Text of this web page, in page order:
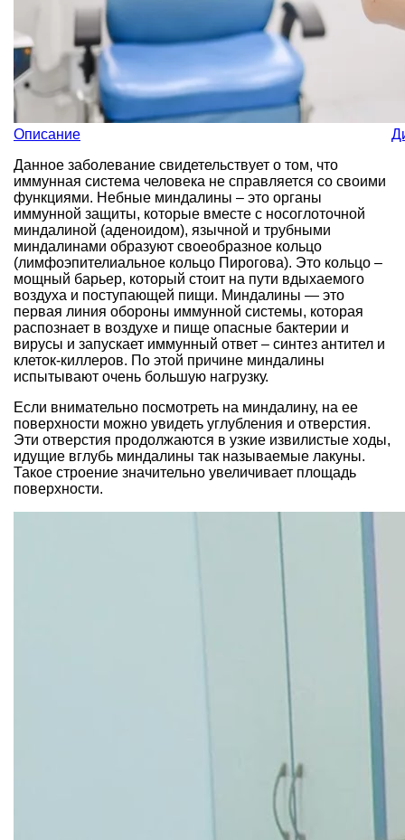
Описание
Данное заболевание свидетельствует о том, что
иммунная система человека не справляется со своими
функциями. Небные миндалины – это органы
иммунной защиты, которые вместе с носоглоточной
миндалиной (аденоидом), язычной и трубными
миндалинами образуют своеобразное кольцо
(лимфоэпителиальное кольцо Пирогова). Это кольцо –
мощный барьер, который стоит на пути вдыхаемого
воздуха и поступающей пищи. Миндалины — это
первая линия обороны иммунной системы, которая
распознает в воздухе и пище опасные бактерии и
вирусы и запускает иммунный ответ – синтез антител и
клеток-киллеров. По этой причине миндалины
испытывают очень большую нагрузку.
Если внимательно посмотреть на миндалину, на ее
поверхности можно увидеть углубления и отверстия.
Эти отверстия продолжаются в узкие извилистые ходы,
идущие вглубь миндалины так называемые лакуны.
Такое строение значительно увеличивает площадь
поверхности.